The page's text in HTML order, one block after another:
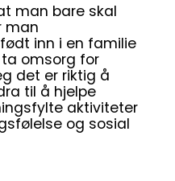
man bare skal
man
inn i en familie
omsorg for
det er riktig å
til å hjelpe
aktiviteter
og sosial